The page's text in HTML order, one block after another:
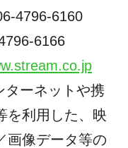
4796-6160
6166
ターネットや携
を利用した、映
画像データ等の